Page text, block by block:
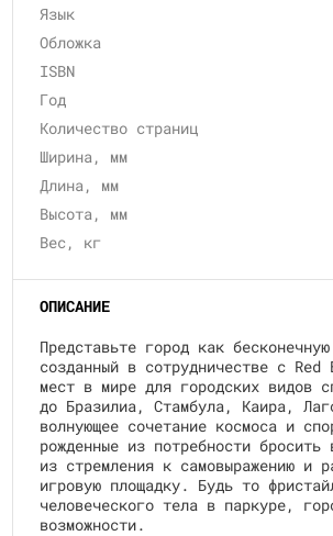
Язык
Обложка
ISBN
Год
Количество страниц
Ширина, мм
Длина, мм
Высота, мм
Вес, кг
ОПИСАНИЕ
Представьте город как
созданный в сотрудничестве с
мест в мире для городских видов
до Бразилиа, Стамбула, Каира,
волнующее сочетание космоса и
рожденные из потребности
из стремления к самовыражению и
игровую площадку. Будь то
человеческого тела в паркуре,
возможности.